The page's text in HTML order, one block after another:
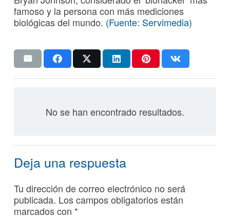
famoso y la persona con más mediciones
biológicas del mundo. (Fuente: Servimedia)
No se han encontrado resultados.
Deja una respuesta
Tu dirección de correo electrónico no será
publicada. Los campos obligatorios están
marcados con *